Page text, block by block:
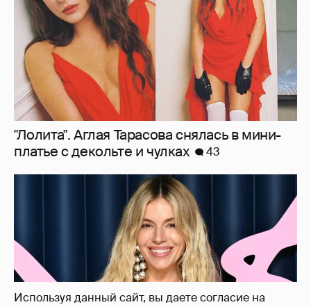
Используя данный сайт, вы даете согласие на
Сиенна Миллер раскрыла пол третьего
ребёнка и показала редкие фото с детьми